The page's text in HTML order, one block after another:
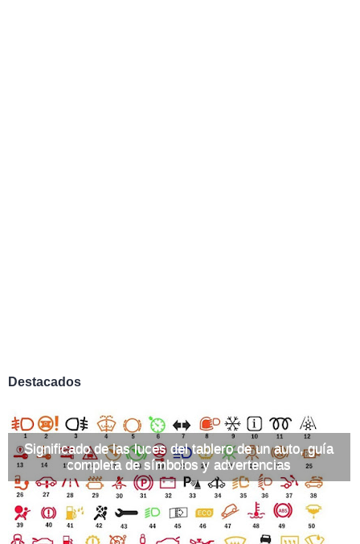
Destacados
Significado de las luces del tablero de un auto, guía
completa de símbolos y advertencias